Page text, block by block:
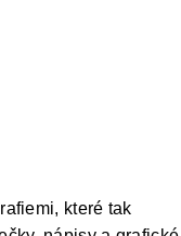
které tak